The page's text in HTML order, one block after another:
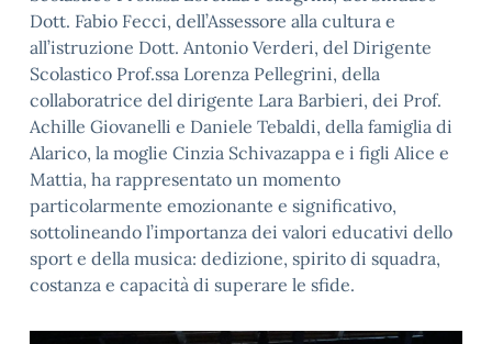
Dott. Fabio Fecci, dell’Assessore alla cultura e
all’istruzione Dott. Antonio Verderi, del Dirigente
Scolastico Prof.ssa Lorenza Pellegrini, della
collaboratrice del dirigente Lara Barbieri, dei Prof.
Achille Giovanelli e Daniele Tebaldi, della famiglia di
Alarico, la moglie Cinzia Schivazappa e i figli Alice e
Mattia, ha rappresentato un momento
particolarmente emozionante e significativo,
sottolineando l’importanza dei valori educativi dello
sport e della musica: dedizione, spirito di squadra,
costanza e capacità di superare le sfide.